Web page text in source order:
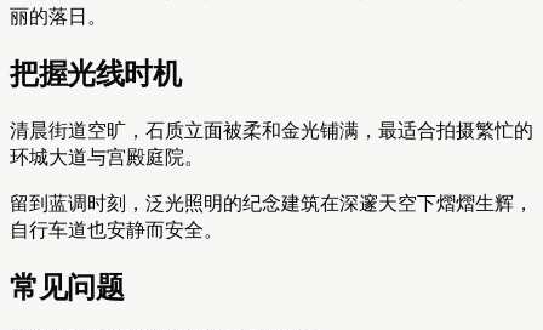
丽的落日。
把握光线时机
清晨街道空旷，石质立面被柔和金光铺满，最适合拍摄繁忙的
环城大道与宫殿庭院。
留到蓝调时刻，泛光照明的纪念建筑在深邃天空下熠熠生辉，
自行车道也安静而安全。
常见问题